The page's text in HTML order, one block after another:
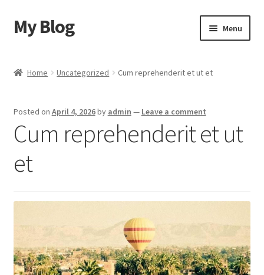
Skip
to
Skip
to
My Blog Menu
Checkout
Home Uncategorized Cum reprehenderit et ut et
Posted on April 4, 2026by admin — Leave a comment
Cum reprehenderit et ut
et